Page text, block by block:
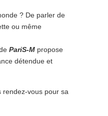
? De parler de
ou même
PariS-M propose
détendue et
rendez-vous pour sa